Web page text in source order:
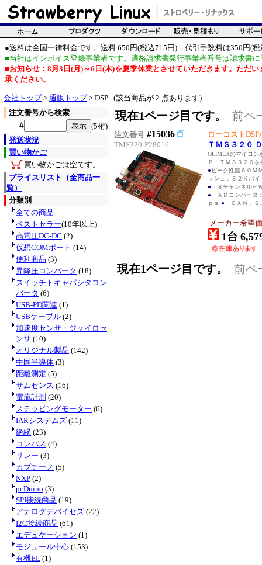
●送料は全国一律料金です。送料 650円(税込715円)，代引手数料は350円(税
■当社はインボイス登録事業者です。適格請求書発行事業者番号は請求書
■お知らせ：8月3日(月)～6日(木)を夏季休業とさせていただきます。ただ
承ください。
会社トップ> 通販トップ> DSP (該当商品が 2 点あります)
注文番号から検索
#
(5桁)
発送状況
買い物かご
買い物かごは空です。
プライスリスト（全商品一
覧）
分類別
全ての商品
ベストセラー(10年以上)
高電圧DC-DC (2)
仮想COMポート (14)
便利商品 (3)
昇降圧コンバータ (18)
スイッチトキャパシタコン
バータ (6)
USB-PD関連 (1)
USBケーブル (2)
加速度センサ・ジャイロセ
ンサ (10)
オリジナル製品 (142)
中国半導体 (3)
距離測定 (5)
サムセンス (16)
電流計測 (20)
ステッピングモーター (6)
IARシステムズ (11)
絶縁 (23)
コンパス (4)
リレー (3)
カプチーノ (5)
NXP (2)
pcDuino (3)
SPI接続商品 (19)
アナログデバイセズ (22)
I2C接続商品 (61)
エデュケーション (1)
モジュール中心 (153)
有機EL (1)
現在1ページ目です。 前ペ
注文番号 #15036
TMS320-P28016
ローコストDSP
ＴＭＳ３２０
OLIMEXのマイコン
Ｐ ＴＭＳ３２０を
● ピーク性能６０Ｍ
ッシュ：３２Ｋバ
● ８チャンネルＰ
● ＡＤコンバータ
ｐｓ ● ＣＡＮ，Ｓ
メーカー希望
1台
現在1ページ目です。 前ペ